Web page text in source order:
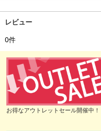
レビュー
0件
お得なアウトレットセール開催中！